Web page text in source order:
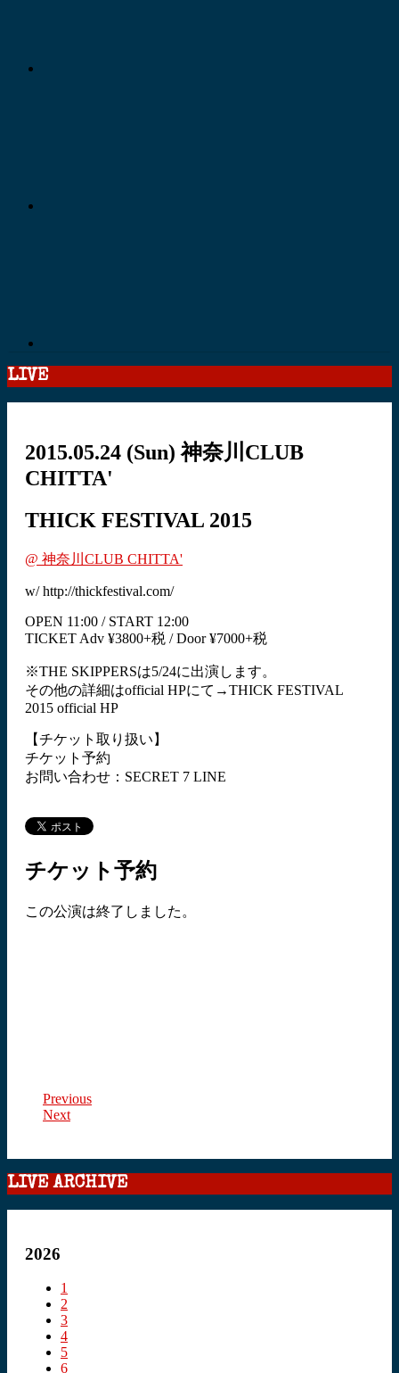
LIVE
2015.05.24 (Sun) 神奈川CLUB
CHITTA'
THICK FESTIVAL 2015
@ 神奈川CLUB CHITTA'
w/ http://thickfestival.com/
OPEN 11:00 / START 12:00
TICKET Adv ¥3800+税 / Door ¥7000+税
※THE SKIPPERSは5/24に出演します。
その他の詳細はofficial HPにて→THICK FESTIVAL
2015 official HP
【チケット取り扱い】
チケット予約
お問い合わせ：SECRET 7 LINE
チケット予約
この公演は終了しました。
Previous
Next
LIVE ARCHIVE
2026
1
2
3
4
5
6